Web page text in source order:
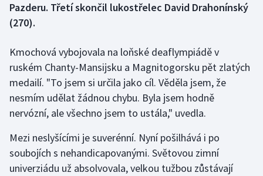
Cyklistika
Dostihy
Florbal
Futsal
Golf
Gymnastika
Pazderu. Třetí skončil lukostřelec David Drahonínský
(270).
Kmochová vybojovala na loňské deaflympiádě v
ruském Chanty-Mansijsku a Magnitogorsku pět zlatých
medailí. "To jsem si určila jako cíl. Věděla jsem, že
nesmím udělat žádnou chybu. Byla jsem hodně
nervózní, ale všechno jsem to ustála," uvedla.
Mezi neslyšícími je suverénní. Nyní pošilhává i po
soubojích s nehandicapovanými. Světovou zimní
univerziádu už absolvovala, velkou tužbou zůstávají